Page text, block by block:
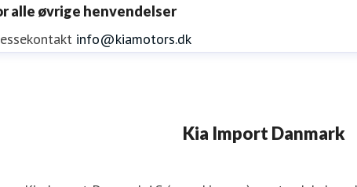
alle øvrige henvendelser
info@kiamotors.dk
Kia Import Danmark